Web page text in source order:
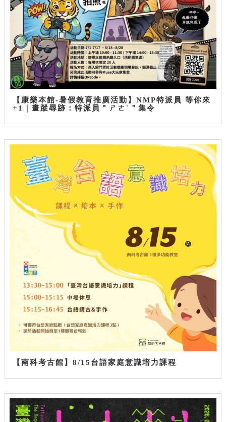
【康樂本館-暑假教育推廣活動】NMP特派員 等你來
+1｜畫蹤尋跡：特派員＂ㄕㄜˋ＂集令
【南科考古館】8/15台語家庭意識培力課程